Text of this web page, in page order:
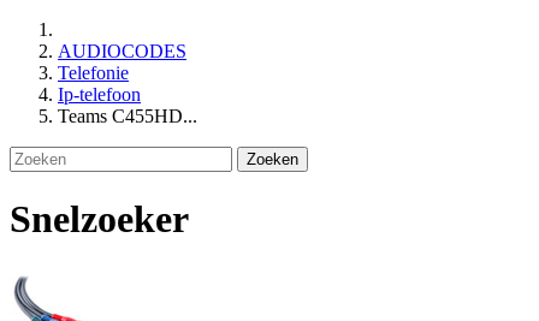
AUDIOCODES
Telefonie
Ip-telefoon
Teams C455HD...
Zoeken
Snelzoeker